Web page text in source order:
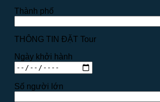
Thành phố
THÔNG TIN ĐẶT Tour
Ngày khởi hành
Số người lớn